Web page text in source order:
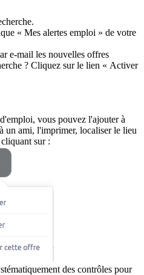
« Mes alertes emploi » de votre
e-mail les nouvelles offres
? Cliquez sur le lien « Activer
vous pouvez l'ajouter à
un ami, l'imprimer, localiser le lieu
sur :
des contrôles pour